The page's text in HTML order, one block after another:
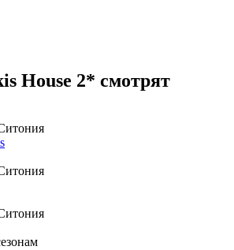
House 2* смотрят